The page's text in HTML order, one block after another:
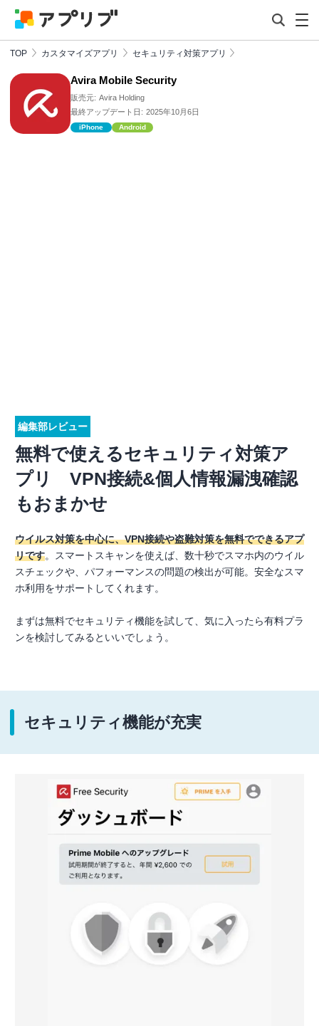
TOP カスタマイズアプリ セキュリティ対策アプリ
Avira Mobile Security
販売元: Avira Holding
最終アップデート日: 2025年10月6日
iPhone Android
編集部レビュー
無料で使えるセキュリティ対策ア
プリ VPN接続&個人情報漏洩確認
もおまかせ
ウイルス対策を中心に、VPN接続や盗難対策を無料でできるアプ
リです。スマートスキャンを使えば、数十秒でスマホ内のウイル
スチェックや、パフォーマンスの問題の検出が可能。安全なスマ
ホ利用をサポートしてくれます。
まずは無料でセキュリティ機能を試して、気に入ったら有料プラ
ンを検討してみるといいでしょう。
セキュリティ機能が充実